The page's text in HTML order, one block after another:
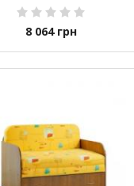
8 064 грн